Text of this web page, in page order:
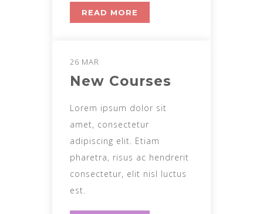
READ MORE
26 MAR
New Courses
Lorem ipsum dolor sit
amet, consectetur
adipiscing elit. Etiam
pharetra, risus ac hendrerit
consectetur, elit nisl luctus
est.